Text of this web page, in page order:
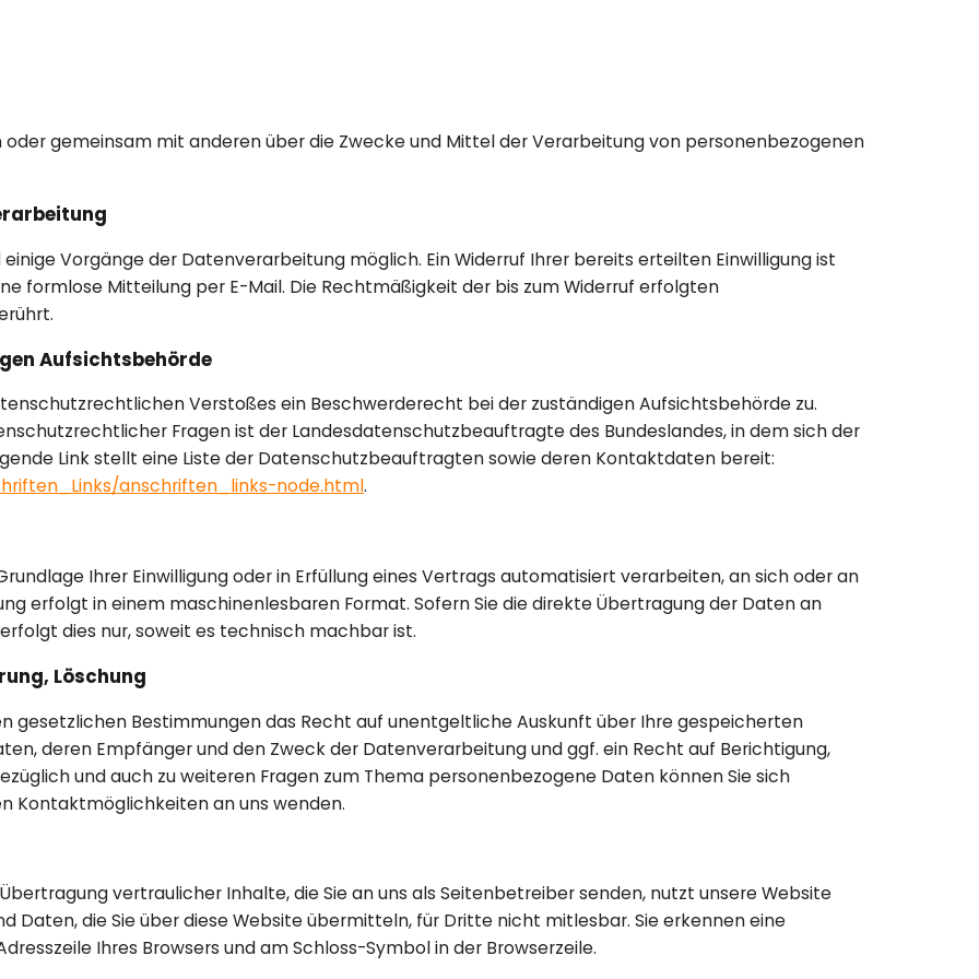
gemeinsam mit anderen über die Zwecke und Mittel der Verarbeitung von personenbezogenen
Vorgänge der Datenverarbeitung möglich. Ein Widerruf Ihrer bereits erteilten Einwilligung ist
formlose Mitteilung per E-Mail. Die Rechtmäßigkeit der bis zum Widerruf erfolgten
Aufsichtsbehörde
Verstoßes ein Beschwerderecht bei der zuständigen Aufsichtsbehörde zu.
Fragen ist der Landesdatenschutzbeauftragte des Bundeslandes, in dem sich der
Link stellt eine Liste der Datenschutzbeauftragten sowie deren Kontaktdaten bereit:
anschriften_links-node.html.
Ihrer Einwilligung oder in Erfüllung eines Vertrags automatisiert verarbeiten, an sich oder an
erfolgt in einem maschinenlesbaren Format. Sofern Sie die direkte Übertragung der Daten an
dies nur, soweit es technisch machbar ist.
Löschung
gesetzlichen Bestimmungen das Recht auf unentgeltliche Auskunft über Ihre gespeicherten
deren Empfänger und den Zweck der Datenverarbeitung und ggf. ein Recht auf Berichtigung,
und auch zu weiteren Fragen zum Thema personenbezogene Daten können Sie sich
Kontaktmöglichkeiten an uns wenden.
vertraulicher Inhalte, die Sie an uns als Seitenbetreiber senden, nutzt unsere Website
Daten, die Sie über diese Website übermitteln, für Dritte nicht mitlesbar. Sie erkennen eine
Ihres Browsers und am Schloss-Symbol in der Browserzeile.